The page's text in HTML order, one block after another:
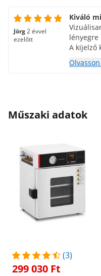
Jörg2 évvel
ezelőtt
Kiváló
lényegre
A kijelző
kezelési
Műszaki adatok
(3)
299 030 Ft